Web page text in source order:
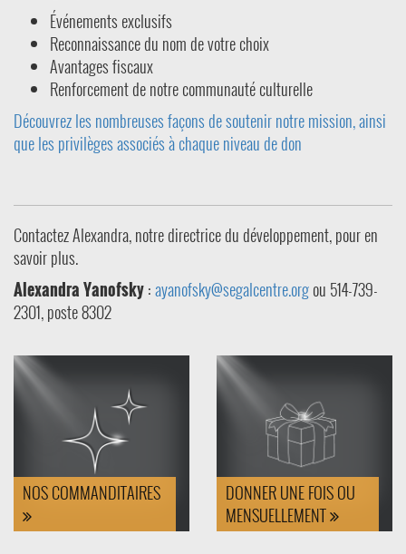
Événements exclusifs
Reconnaissance du nom de votre choix
Avantages fiscaux
Renforcement de notre communauté culturelle
Découvrez les nombreuses façons de soutenir notre mission, ainsi
que les privilèges associés à chaque niveau de don
Contactez Alexandra, notre directrice du développement, pour en
savoir plus.
Alexandra Yanofsky:ayanofsky@segalcentre.orgou 514-739-
2301, poste 8302
NOS COMMANDITAIRES
DONNER UNE FOIS OU
MENSUELLEMENT